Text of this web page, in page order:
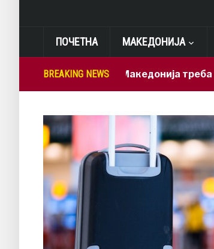
ПОЧЕТНА МАКЕДОНИЈА
BREAKING NEWS
Лепиткова: Македонија треба